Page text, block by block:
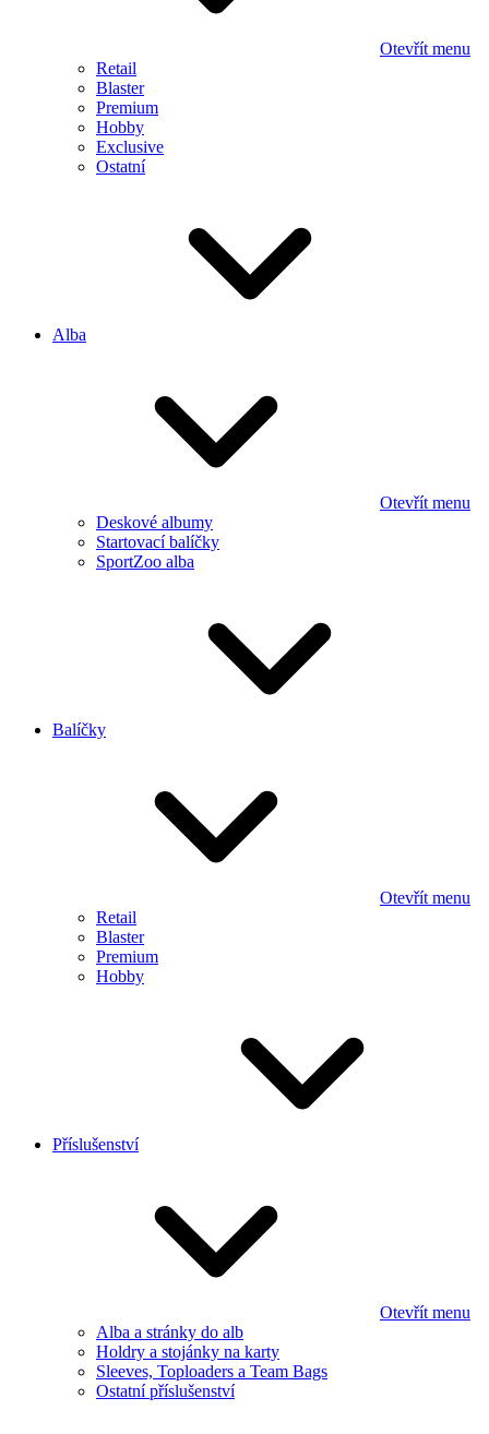
Otevřít menu
Retail
Blaster
Premium
Hobby
Exclusive
Ostatní
Alba
Otevřít menu
Deskové albumy
Startovací balíčky
SportZoo alba
Balíčky
Otevřít menu
Retail
Blaster
Premium
Hobby
Příslušenství
Otevřít menu
Alba a stránky do alb
Holdry a stojánky na karty
Sleeves, Toploaders a Team Bags
Ostatní příslušenství